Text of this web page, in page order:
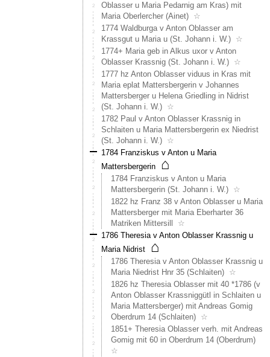
den
Jahren
sehen,
Evtl.
ist
dies
Nach
Oblasser u Maria Pedarnig am Kras) mit
Maria Oberlercher (Ainet)
☆
1774 Waldburga v Anton Oblasser am
Krassgut u Maria u (St. Johann i. W.)
☆
1774+ Maria geb in Alkus uxor v Anton
Oblasser Krassnig (St. Johann i. W.)
☆
1777 hz Anton Oblasser viduus in Kras mit
Maria eplat Mattersbergerin v Johannes
Mattersberger u Helena Griedling in Nidrist
(St. Johann i. W.)
☆
1782 Paul v Anton Oblasser Krassnig in
Schlaiten u Maria Mattersbergerin ex Niedrist
(St. Johann i. W.)
☆
1784 Franziskus v Anton u Maria
Mattersbergerin
⌂
1784 Franziskus v Anton u Maria
Mattersbergerin (St. Johann i. W.)
☆
1822 hz Franz 38 v Anton Oblasser u Maria
Mattersberger mit Maria Eberharter 36
Matriken Mittersill
☆
1786 Theresia v Anton Oblasser Krassnig u
Maria Nidrist
⌂
1786 Theresia v Anton Oblasser Krassnig u
Maria Niedrist Hnr 35 (Schlaiten)
☆
1826 hz Theresia Oblasser mit 40 *1786 (v
Anton Oblasser Krassniggütl in Schlaiten u
Maria Mattersberger) mit Andreas Gomig
Oberdrum 14 (Schlaiten)
☆
1851+ Theresia Oblasser verh. mit Andreas
Gomig mit 60 in Oberdrum 14 (Oberdrum)
☆